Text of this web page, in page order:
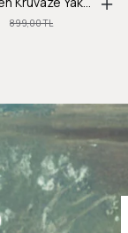
899,00 TL